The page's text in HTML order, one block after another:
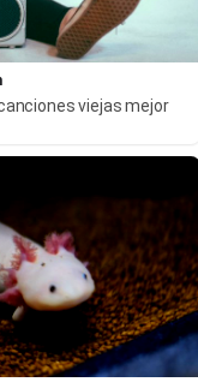
viejas mejor